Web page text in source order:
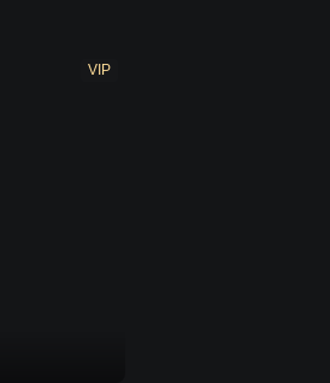
VIP